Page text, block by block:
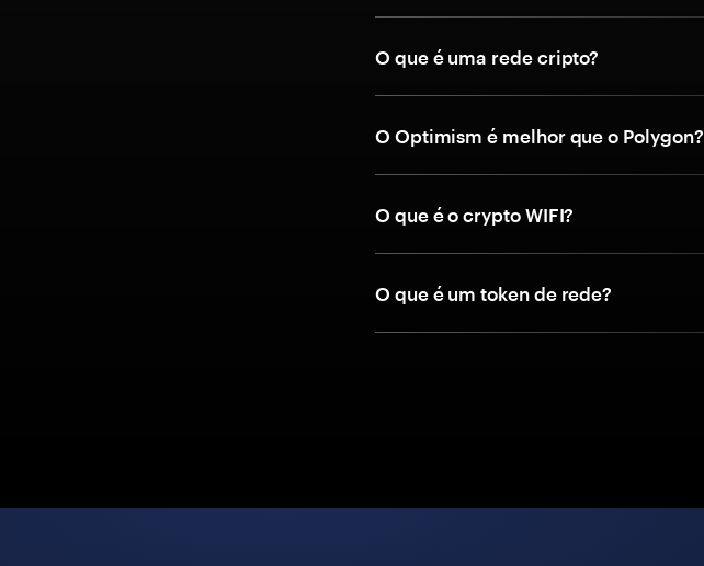
O que é uma rede cripto?
O Optimism é melhor que o Polygon?
O que é o crypto WIFI?
O que é um token de rede?